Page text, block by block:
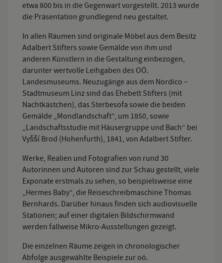
etwa 800 bis in die Gegenwart vorgestellt. 2013 wurde
die Präsentation grundlegend neu gestaltet.
In allen Räumen sind originale Möbel aus dem Besitz
Adalbert Stifters sowie Gemälde von ihm und
anderen Künstlern in die Gestaltung einbezogen,
darunter wertvolle Leihgaben des OÖ.
Landesmuseums. Neuzugänge aus dem Nordico –
Stadtmuseum Linz sind das Ehebett Stifters (mit
Nachtkästchen), das Sterbesofa sowie die beiden
Gemälde „Mondlandschaft“, um 1850, sowie
„Landschaftsstudie mit Häusergruppe und Bach“ bei
Vyšší Brod (Hohenfurth), 1841, von Adalbert Stifter.
Werke, Realien und Fotografien von rund 30
Autorinnen und Autoren sind zur Schau gestellt, viele
Exponate erstmals zu sehen, so beispielsweise eine
„Hermes Baby“, die Reiseschreibmaschine Thomas
Bernhards. Darüber hinaus finden sich audiovisuelle
Stationen; auf einer digitalen Bildschirmwand
werden fallweise Mikro-Ausstellungen gezeigt.
Die einzelnen Räume zeigen in chronologischer
Abfolge ausgewählte Beispiele zur oö.